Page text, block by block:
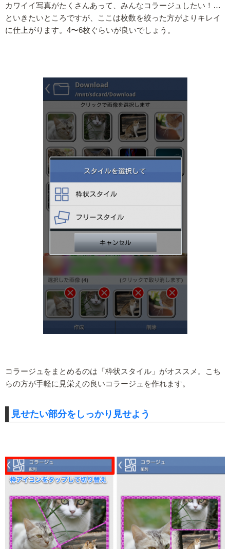
カワイイ写真がたくさんあって、みんなコラージュしたい！…
といきたいところですが、ここは枚数を絞った方がよりキレイ
に仕上がります。4〜6枚ぐらいが良いでしょう。
コラージュをまとめるのは「枠状スタイル」がオススメ。こち
らの方が手軽に見栄えの良いコラージュを作れます。
見せたい部分をしっかり見せよう